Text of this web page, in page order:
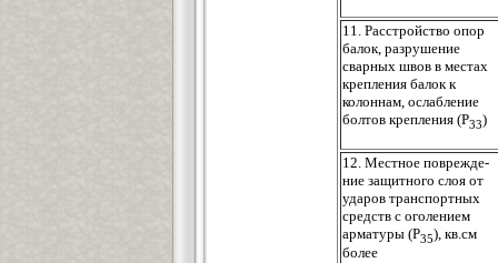
11. Расстройство опор
балок, разрушение
сварных швов в местах
крепления балок к
колоннам, ослабление
болтов крепления (Р33)
12. Местное поврежде-
ние защитного слоя от
ударов транспортных
средств с оголением
арматуры (P35), кв.см
более